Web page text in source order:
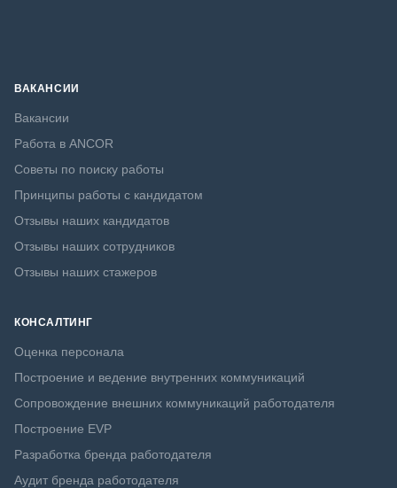
ВАКАНСИИ
Вакансии
Работа в ANCOR
Советы по поиску работы
Принципы работы с кандидатом
Отзывы наших кандидатов
Отзывы наших сотрудников
Отзывы наших стажеров
КОНСАЛТИНГ
Оценка персонала
Построение и ведение внутренних коммуникаций
Сопровождение внешних коммуникаций работодателя
Построение EVP
Разработка бренда работодателя
Аудит бренда работодателя